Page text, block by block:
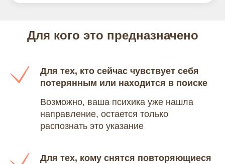
Для кого это предназначено
Для тех, кто сейчас чувствует себя
потерянным или находится в поиске
Возможно, ваша психика уже нашла
направление, остается только
распознать это указание
Для тех, кому снятся повторяющиеся